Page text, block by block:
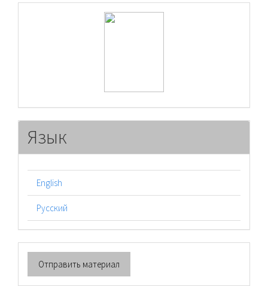
Язык
English
Русский
Отправить
материал
Отправить материал